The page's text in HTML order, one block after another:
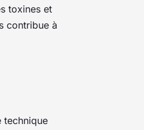
toxines et
contribue à
technique